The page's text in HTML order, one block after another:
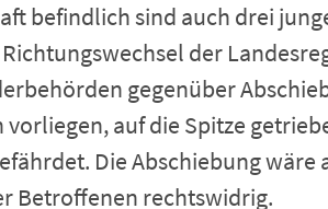
befindlich sind auch drei
der
gegenüber
auf die Spitze
Die Abschiebung
Betroffenen rechtswidrig.